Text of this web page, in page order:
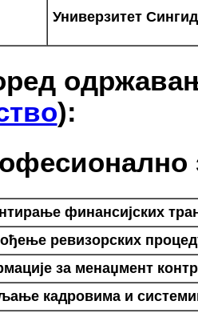
Универзитет
):
финансијских
ревизорских
за менаџмент
кадровима и